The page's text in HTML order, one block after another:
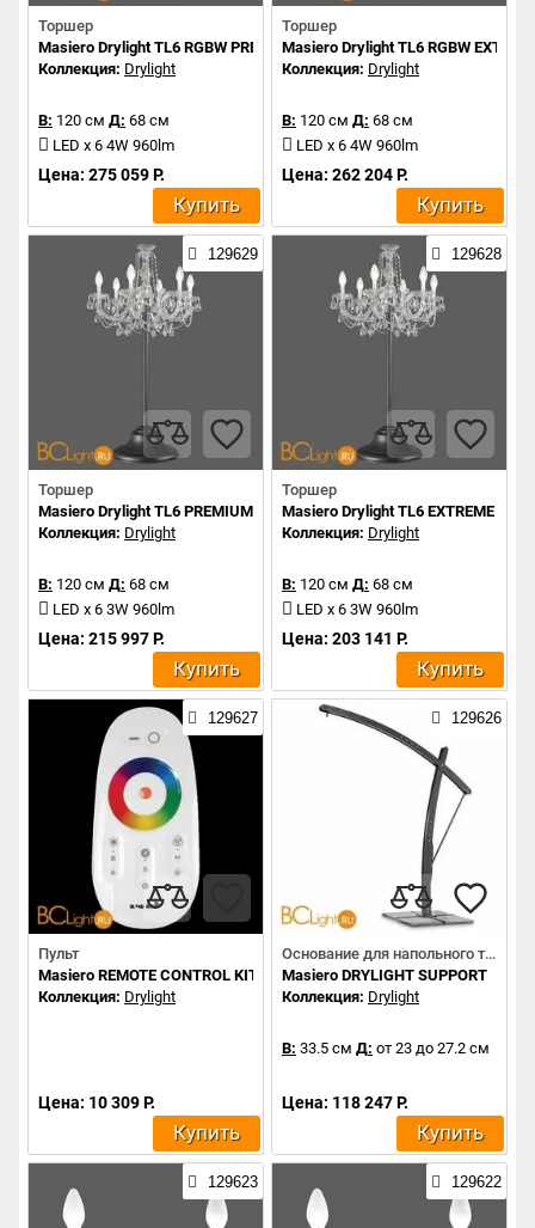
Торшер
Masiero Drylight TL6 RGBW PREMIUM PORTABLE
Коллекция: Drylight
В: 120 см Д: 68 см
LED x 6 4W 960lm
Цена: 275 059 Р.
Купить
Торшер
Masiero Drylight TL6 RGBW
Коллекция: Drylight
В: 120 см Д: 68 см
LED x 6 4W 960lm
Цена: 262 204 Р.
Купить
129629
Торшер
Masiero Drylight TL6 PREMIUM PORTABLE
Коллекция: Drylight
В: 120 см Д: 68 см
LED x 6 3W 960lm
Цена: 215 997 Р.
Купить
129628
Торшер
Masiero Drylight TL6 EXTREME
Коллекция: Drylight
В: 120 см Д: 68 см
LED x 6 3W 960lm
Цена: 203 141 Р.
Купить
129627
Пульт
Masiero REMOTE CONTROL KIT
Коллекция: Drylight
Цена: 10 309 Р.
Купить
129626
Основание для напольного торшера
Masiero DRYLIGHT SUPPORT
Коллекция: Drylight
В: 33.5 см Д: от 23 до 27.2 см
Цена: 118 247 Р.
Купить
129623 129622